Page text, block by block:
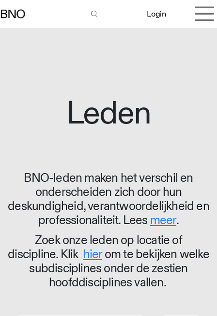
Login
Leden
BNO-leden maken het verschil en
onderscheiden zich door hun
deskundigheid, verantwoordelijkheid en
professionaliteit. Lees meer.
Zoek onze leden op locatie of
discipline. Klik hierom te bekijken welke
subdisciplines onder de zestien
hoofddisciplines vallen.